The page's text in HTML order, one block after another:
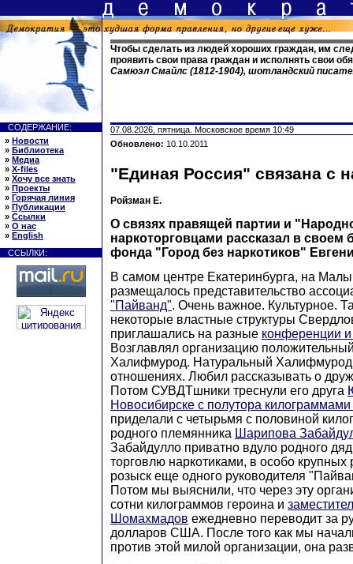
Чтобы сделать из людей хороших граждан, им
проявить свои права граждан и исполнять свои
Самюэл Смайлс (1812-1904), шотландский
СОДЕРЖАНИЕ:
» Новости
» Библиотека
» Медиа
» X-files
» Хочу все знать
» Проекты
» Горячая линия
» Публикации
» Ссылки
» О нас
» English
ССЫЛКИ:
07.08.2026, пятница. Московское время 10:49
Обновлено: 10.10.2011
"Единая Россия" связана с
Ройзман Е.
О связях правящей партии и
наркоторговцами рассказал в своем
фонда "Город без наркотиков"
В самом центре Екатеринбурга, на
размещалось представительство
"Пайванд". Очень важное. Культурное.
некоторые властные структуры
приглашались на разные конференции
Возглавлял организацию
Халифмурод. Натуральный
отношениях. Любил рассказывать о
Потом СУВДТшники треснули его друга
Новосибирске с полутора килограммами
приделали с четырьмя с половиной
родного племянника Шарипова
Забайдулло приватно вдуло родного
торговлю наркотиками, в особо
розыск еще одного руководителя
Потом мы выяснили, что через эту
сотни килограммов героина и
Шомахмадов ежедневно переводит за
долларов США. После того как мы
против этой милой организации, она